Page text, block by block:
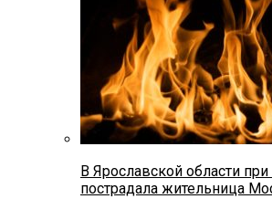
В Ярославской области
пострадала жительница